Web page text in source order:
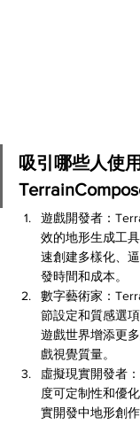
吸引哪些人使用
遊戲開發者：
效的地形生成工
速創建多樣化、
發時間和成本。
數字藝術家：
節設定和質感選
遊戲世界增添更
戲視覺質量。
虛擬現實開發者
度可定制性和優
實開發中地形創作